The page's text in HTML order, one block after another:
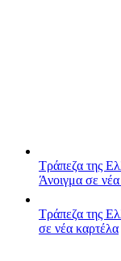
Τράπεζα της
Άνοιγμα σε
Τράπεζα της
σε νέα καρτέλα